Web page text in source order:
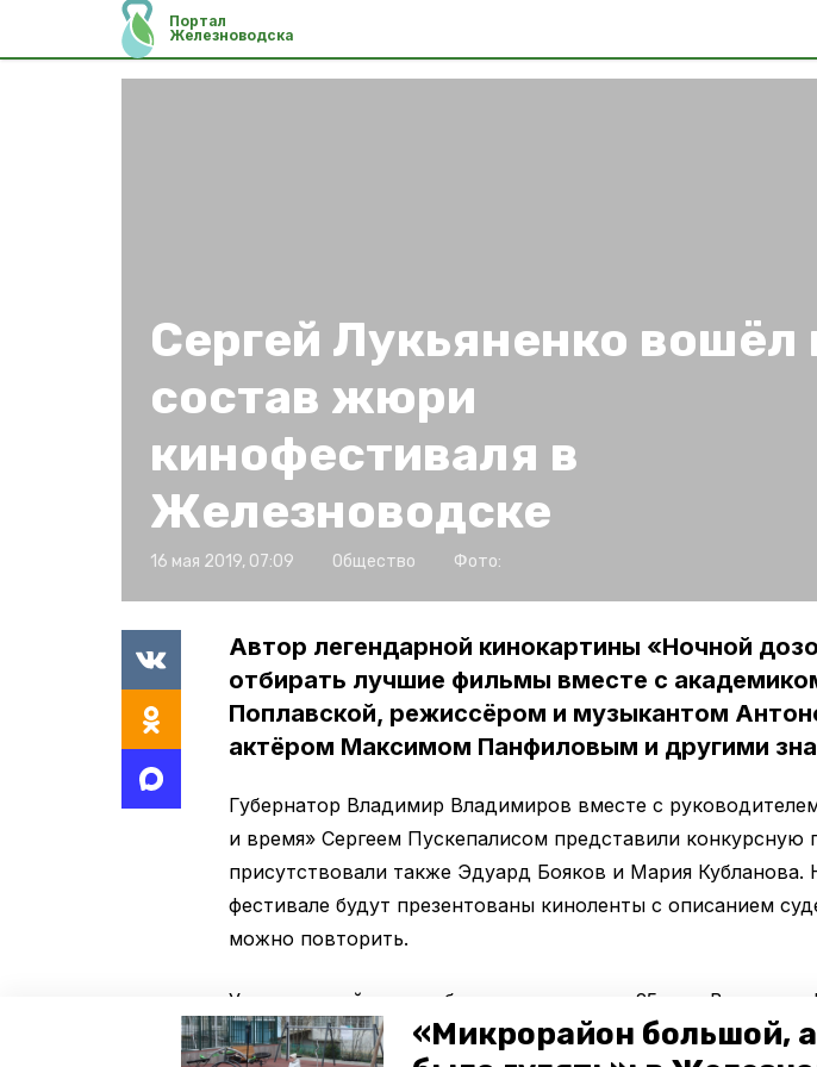
«Микрорайон большой,
Портал
Железноводска
Сергей Лукьяненко вошёл
состав жюри
кинофестиваля в
Железноводске
16 мая 2019, 07:09 Общество Фото:
Автор легендарной кинокартины «Ночной
отбирать лучшие фильмы вместе с
Поплавской, режиссёром и музыкантом
актёром Максимом Панфиловым и другими
Губернатор Владимир Владимиров вместе с
и время» Сергеем Пускепалисом представили конкурсную
присутствовали также Эдуард Бояков и Мария
фестивале будут презентованы киноленты с описанием
можно повторить.
Уже в первый день работы мероприятия, 25 мая, Владимир
первую награду «Героя и времени» в номинации «Имя».